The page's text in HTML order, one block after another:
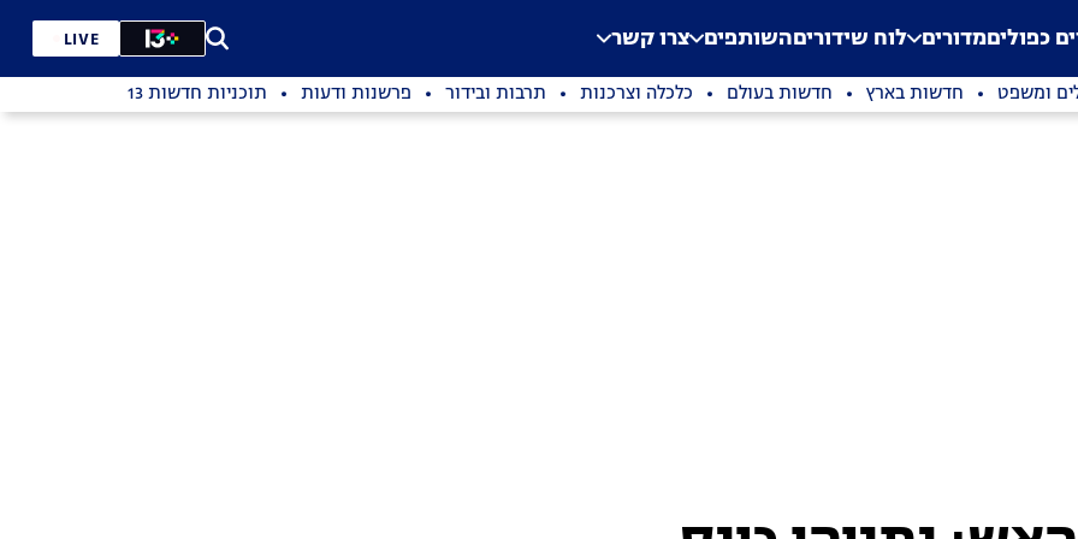
Application error: a
. כפוליםמדורים לוח שידוריםהשותפים צרו קשר LIVE
ומשפט חדשות בארץ חדשות בעולם כלכלה וצרכנות תרבות ובידור פרשנות ודעות תוכניות חדשות 13